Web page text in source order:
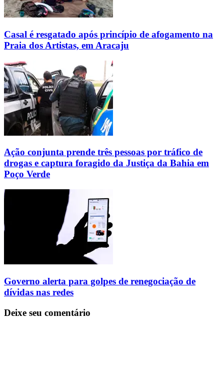
Casal é resgatado após princípio de afogamento na
Praia dos Artistas, em Aracaju
Ação conjunta prende três pessoas por tráfico de
drogas e captura foragido da Justiça da Bahia em
Poço Verde
Governo alerta para golpes de renegociação de
dívidas nas redes
Deixe seu comentário